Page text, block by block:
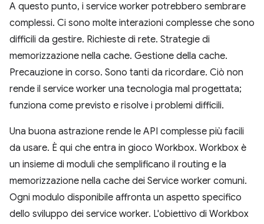
A questo punto, i service worker potrebbero sembrare
complessi. Ci sono molte interazioni complesse che sono
difficili da gestire. Richieste di rete. Strategie di
memorizzazione nella cache. Gestione della cache.
Precauzione in corso. Sono tanti da ricordare. Ciò non
rende il service worker una tecnologia mal progettata;
funziona come previsto e risolve i problemi difficili.
Una buona astrazione rende le API complesse più facili
da usare. È qui che entra in gioco Workbox. Workbox è
un insieme di moduli che semplificano il routing e la
memorizzazione nella cache dei Service worker comuni.
Ogni modulo disponibile affronta un aspetto specifico
dello sviluppo dei service worker. L'obiettivo di Workbox